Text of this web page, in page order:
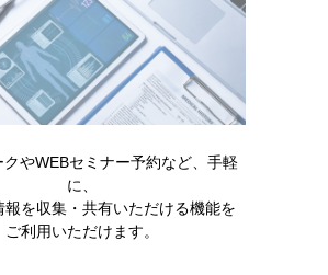
の患者指導のポイント－低血糖
_ ページ2
21回 治療中の患者指導のポイント－
1）：ページ2（糖尿病患者さん指…
クやWEBセミナー予約など、手軽
に、
報を収集・共有いただける機能を
ご利用いただけます。